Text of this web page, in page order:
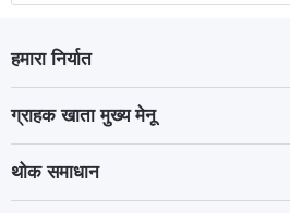
हमारा निर्यात
ग्राहक खाता मुख्य मेनू
थोक समाधान